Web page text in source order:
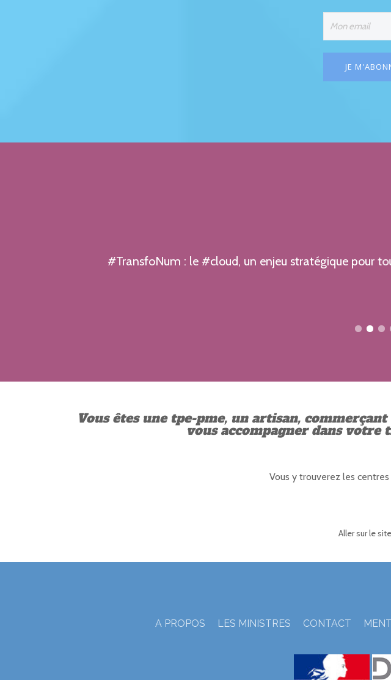
#TransfoNum : le #cloud, un enjeu stratégique pour
Vous êtes une tpe-pme, un artisan,
vous accompagner dans
Vous y trouverez les
Aller sur le
A PROPOS LES MINISTRES CONTACT